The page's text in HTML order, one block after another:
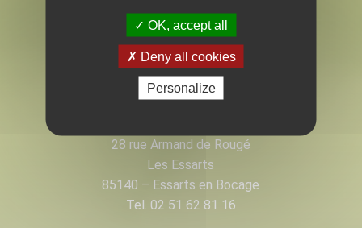
PAYSAGISTE & PEPINÉRISTE
EN VENDÉE
28 rue Armand de Rougé
Les Essarts
85140 – Essarts en Bocage
Tel. 02 51 62 81 16
OK, accept all
Deny all cookies
Personalize